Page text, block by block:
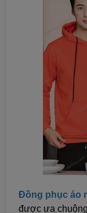
Đồng phục áo
được ưa